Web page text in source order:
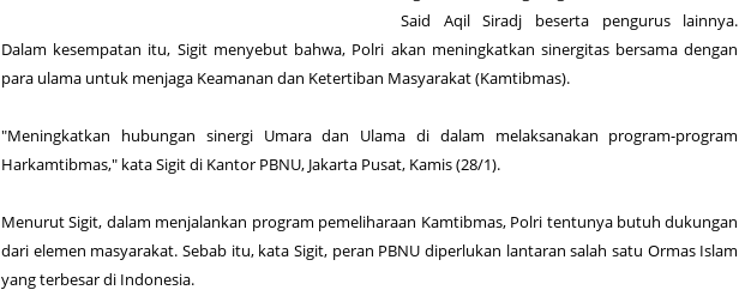
Said Aqil Siradj beserta pengurus lainnya.
Dalam kesempatan itu, Sigit menyebut bahwa, Polri akan meningkatkan sinergitas bersama dengan
para ulama untuk menjaga Keamanan dan Ketertiban Masyarakat (Kamtibmas).
"Meningkatkan hubungan sinergi Umara dan Ulama di dalam melaksanakan program-program
Harkamtibmas," kata Sigit di Kantor PBNU, Jakarta Pusat, Kamis (28/1).
Menurut Sigit, dalam menjalankan program pemeliharaan Kamtibmas, Polri tentunya butuh dukungan
dari elemen masyarakat. Sebab itu, kata Sigit, peran PBNU diperlukan lantaran salah satu Ormas Islam
yang terbesar di Indonesia.